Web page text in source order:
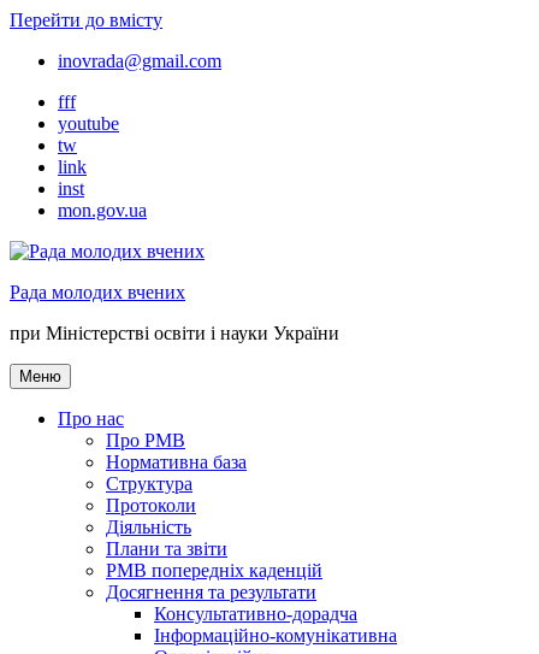
Перейти до вмісту
inovrada@gmail.com
fff
youtube
tw
link
inst
mon.gov.ua
Рада молодих вчених
при Міністерстві освіти і науки України
Меню
Про нас
Про РМВ
Нормативна база
Cтруктура
Протоколи
Діяльність
Плани та звіти
РМВ попередніх каденцій
Досягнення та результати
Консультативно-дорадча
Інформаційно-комунікативна